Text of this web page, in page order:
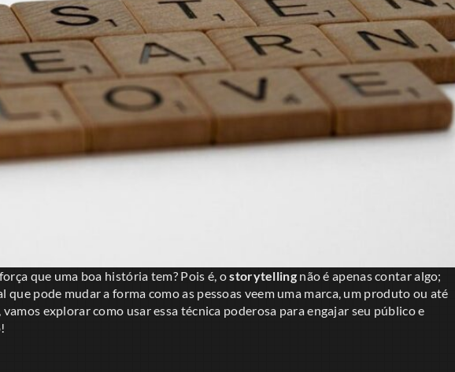
que uma boa história tem? Pois é, ostorytellingnão é apenas contar algo;
que pode mudar a forma como as pessoas veem uma marca, um produto ou até
explorar como usar essa técnica poderosa para engajar seu público e